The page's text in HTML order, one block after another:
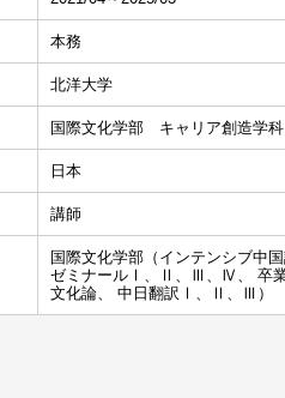
本務
北洋大学
国際文化学部 キャリア創造学科
日本
講師
国際文化学部（インテンシブ
ゼミナールⅠ、Ⅱ、Ⅲ、Ⅳ、 卒業
文化論、 中日翻訳Ⅰ、Ⅱ、Ⅲ）